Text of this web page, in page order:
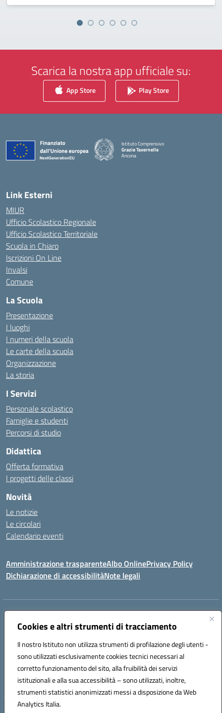
Cookies e altri strumenti di tracciamento
Il nostro Istituto non utilizza strumenti di profilazione degli utenti -
sono utilizzati esclusivamente cookies tecnici necessari al
corretto funzionamento del sito, alla fruibilità dei servizi
istituzionali e alla sua accessibilità – sono utilizzati, inoltre,
strumenti statistici anonimizzati messi a disposizione da Web
Analytics Italia.
Scarica la nostra app ufficiale su:
App Store Play Store
Istituto Comprensivo
Grazie Tavernelle
Ancona
Link Esterni
MIUR
Ufficio Scolastico Regionale
Ufficio Scolastico Territoriale
Scuola in Chiaro
Iscrizioni On Line
Invalsi
Comune
La Scuola
Presentazione
I luoghi
I numeri della scuola
Le carte della scuola
Organizzazione
La storia
I Servizi
Personale scolastico
Famiglie e studenti
Percorsi di studio
Didattica
Offerta formativa
I progetti delle classi
Novità
Le notizie
Le circolari
Calendario eventi
Amministrazione trasparenteAlbo OnlinePrivacy Policy
Dichiarazione di accessibilitàNote legali
Indirizzo:
Centralino:+39 071 89 52 08 Email:anic82000a@istruzione.it
Codice fiscale: 93084540421
Codice meccanografico:
ANIC82000A
Codice unico di fatturazione (CUF): UFF6L6